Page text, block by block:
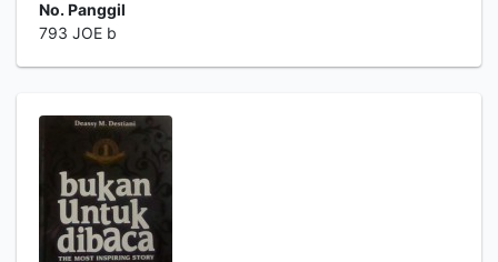
No. Panggil
793 JOE b